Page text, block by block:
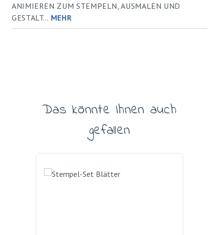
ANIMIEREN ZUM STEMPELN, AUSMALEN UND
GESTALT… MEHR
Produktgalerie überspringen
Das könnte Ihnen auch
gefallen